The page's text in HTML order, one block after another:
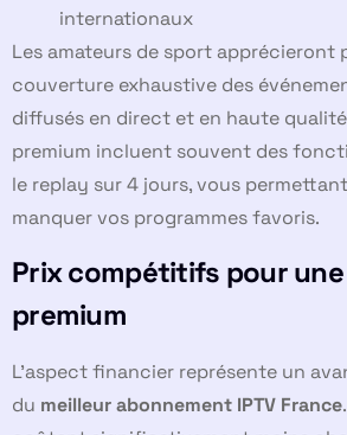
internationaux
Les amateurs de sport apprécieront
couverture exhaustive des
diffusés en direct et en haute
premium incluent souvent des
le replay sur 4 jours, vous
manquer vos programmes favoris.
Prix compétitifs pour
premium
L’aspect financier représente un
du meilleur abonnement IPTV France